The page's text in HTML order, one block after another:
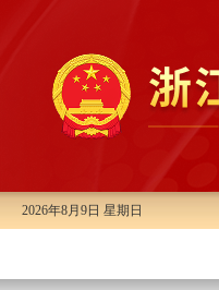
2026年8月9日 星期日